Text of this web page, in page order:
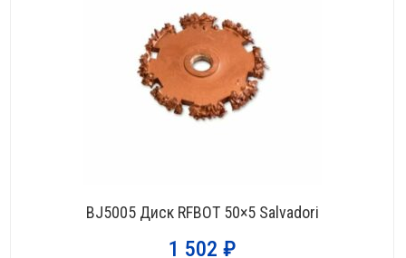
BJ5005 Диск RFBOT 50×5 Salvadori
1 502 ₽